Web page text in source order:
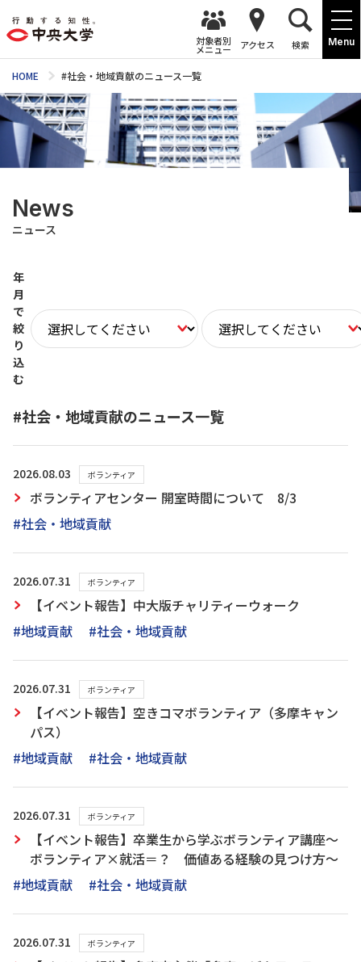
Menu
対象者別
メニュー アクセス 検索
HOME #社会・地域貢献のニュース一覧
News
ニュース
年
月
で
絞
り
込
む
#社会・地域貢献のニュース一覧
2026.08.03 ボランティア
ボランティアセンター 開室時間について 8/3
#社会・地域貢献
2026.07.31 ボランティア
【イベント報告】中大版チャリティーウォーク
#地域貢献
#社会・地域貢献
2026.07.31 ボランティア
【イベント報告】空きコマボランティア（多摩キャン
パス）
#地域貢献
#社会・地域貢献
2026.07.31 ボランティア
【イベント報告】卒業生から学ぶボランティア講座～
ボランティア×就活＝？ 価値ある経験の見つけ方～
#地域貢献
#社会・地域貢献
2026.07.31 ボランティア